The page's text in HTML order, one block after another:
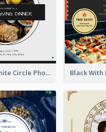
Black And White Circle Photo Thanksgiving Dinner Invitation